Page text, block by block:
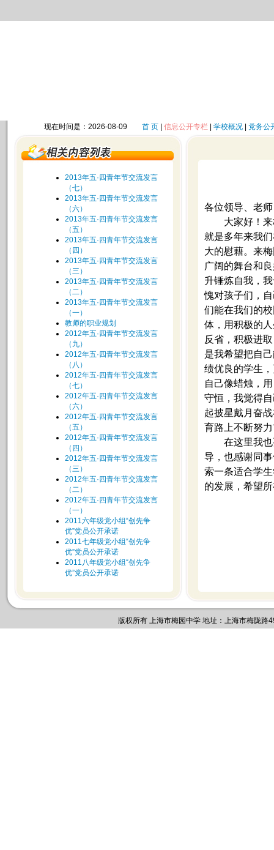
现在时间是：2026-08-09 首 页| 信息公开专栏| 学校概况| 党务公
2013年五·四青年节交流发言
（七）
2013年五·四青年节交流发言
（六）
2013年五·四青年节交流发言
（五）
2013年五·四青年节交流发言
（四）
2013年五·四青年节交流发言
（三）
2013年五·四青年节交流发言
（二）
2013年五·四青年节交流发言
（一）
教师的职业规划
2012年五·四青年节交流发言
（九）
2012年五·四青年节交流发言
（八）
2012年五·四青年节交流发言
（七）
2012年五·四青年节交流发言
（六）
2012年五·四青年节交流发言
（五）
2012年五·四青年节交流发言
（四）
2012年五·四青年节交流发言
（三）
2012年五·四青年节交流发言
（二）
2012年五·四青年节交流发言
（一）
2011六年级党小组“创先争
优”党员公开承诺
2011七年级党小组“创先争
优”党员公开承诺
2011八年级党小组“创先争
优”党员公开承诺
各位领导、老
大家好！
就是多年来我
大的慰藉。来
广阔的舞台和
升锤炼自我，
愧对孩子们，
们能在我们的
体，用积极的
反省，积极进
是我希望把自
绩优良的学生
自己像蜡烛，
守恒，我觉得
起披星戴月奋
育路上不断努
在这里我
导，也感谢同
索一条适合学
的发展，希望
版权所有 上海市梅园中学 地址：上海市梅陇